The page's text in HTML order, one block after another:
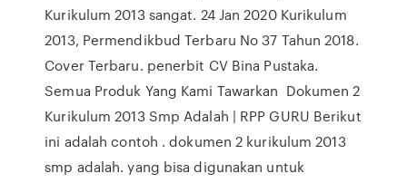
Kurikulum 2013 sangat. 24 Jan 2020 Kurikulum
2013, Permendikbud Terbaru No 37 Tahun 2018.
Cover Terbaru. penerbit CV Bina Pustaka.
Semua Produk Yang Kami Tawarkan Dokumen 2
Kurikulum 2013 Smp Adalah | RPP GURU Berikut
ini adalah contoh . dokumen 2 kurikulum 2013
smp adalah. yang bisa digunakan untuk